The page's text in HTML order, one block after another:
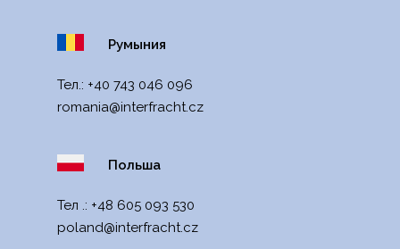
Румыния
Тел.: +40 743 046 096
romania@interfracht.cz
Польша
Тел .: +48 605 093 530
poland@interfracht.cz